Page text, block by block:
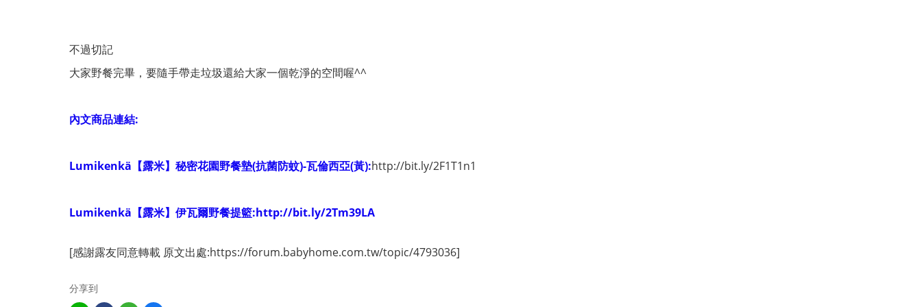
不過切記
大家野餐完畢，要隨手帶走垃圾還給大家一個乾淨的空間喔^^
內文商品連結:
Lumikenkä【露米】秘密花園野餐墊(抗菌防蚊)-瓦倫西亞(黃):http://bit.ly/2F1T1n1
Lumikenkä【露米】伊瓦爾野餐提籃:http://bit.ly/2Tm39LA
[感謝露友同意轉載 原文出處:https://forum.babyhome.com.tw/topic/4793036]
分享到